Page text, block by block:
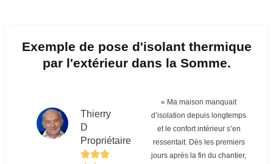
Exemple de pose d'isolant thermique
par l'extérieur dans la Somme.
Thierry
D
Propriétaire
« Ma maison manquait
d’isolation depuis longtemps
et le confort intérieur s’en
ressentait. Dès les premiers
jours après la fin du chantier,